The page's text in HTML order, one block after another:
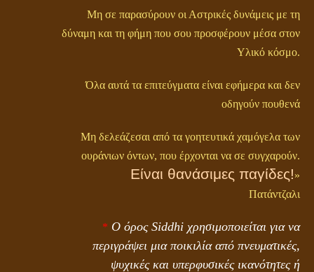
Μη σε παρασύρουν οι Αστρικές δυνάμεις με τη
δύναμη και τη φήμη που σου προσφέρουν μέσα στον
Υλικό κόσμο.
Όλα αυτά τα επιτεύγματα είναι εφήμερα και δεν
οδηγούν πουθενά
Μη δελεάζεσαι από τα γοητευτικά χαμόγελα των
ουράνιων όντων, που έρχονται να σε συγχαρούν.
Είναι θανάσιμες παγίδες!»
Πατάντζαλι
* Ο όρος Siddhi χρησιμοποιείται για να
περιγράψει μια ποικιλία από πνευματικές,
ψυχικές και υπερφυσικές ικανότητες ή